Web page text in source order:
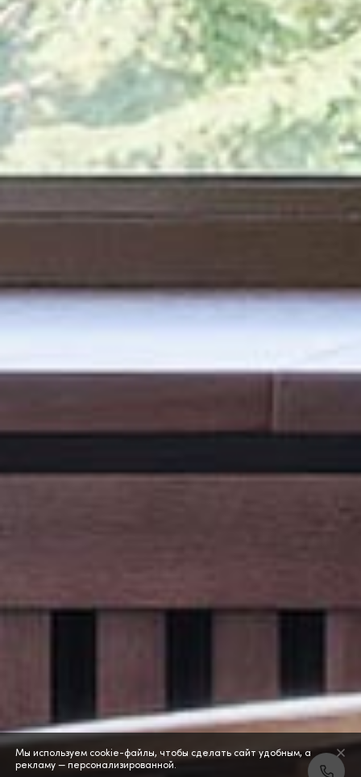
Мы используем cookie-файлы, чтобы сделать сайт удобным, а
рекламу — персонализированной.